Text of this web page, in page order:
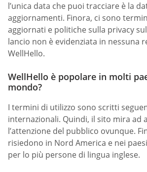
l’unica data che puoi tracciare è la
aggiornamenti. Finora, ci sono
aggiornati e politiche sulla privacy
lancio non è evidenziata in nessuna
WellHello.
WellHello è popolare in molti
mondo?
I termini di utilizzo sono scritti
internazionali. Quindi, il sito mira ad
l’attenzione del pubblico ovunque.
risiedono in Nord America e nei
per lo più persone di lingua inglese.